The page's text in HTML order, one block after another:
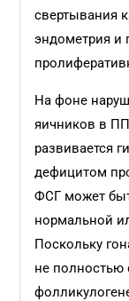
свертывания
эндометрия и
На фоне
яичников в
развивается
дефицитом
ФСГ может
нормальной
Поскольку
не полностью